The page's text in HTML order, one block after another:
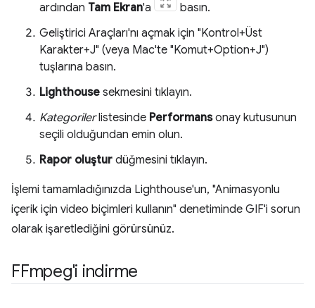
ardından Tam Ekran'a
basın.
Geliştirici Araçları'nı açmak için "Kontrol+Üst
Karakter+J" (veya Mac'te "Komut+Option+J")
tuşlarına basın.
Lighthouse sekmesini tıklayın.
Kategorilerlistesinde Performansonay kutusunun
seçili olduğundan emin olun.
Rapor oluştur düğmesini tıklayın.
İşlemi tamamladığınızda Lighthouse'un, "Animasyonlu
içerik için video biçimleri kullanın" denetiminde GIF'i sorun
olarak işaretlediğini görürsünüz.
FFmpeg'i indirme